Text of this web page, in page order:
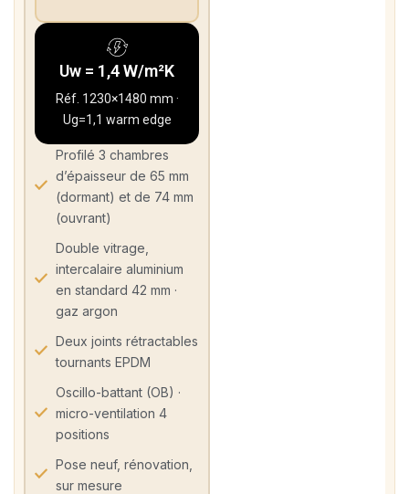
Uw = 1,4 W/m²K
Réf. 1230×1480 mm ·
Ug=1,1 warm edge
Profilé 3 chambres
d’épaisseur de 65 mm
(dormant) et de 74 mm
(ouvrant)
Double vitrage,
intercalaire aluminium
en standard 42 mm ·
gaz argon
Deux joints rétractables
tournants EPDM
Oscillo-battant (OB) ·
micro-ventilation 4
positions
Pose neuf, rénovation,
sur mesure